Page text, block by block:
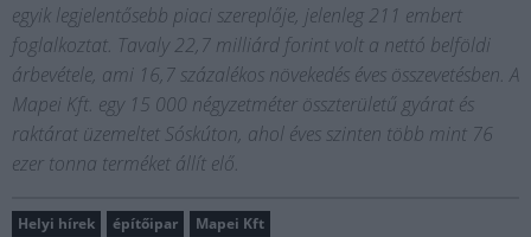
egyik legjelentősebb piaci szereplője, jelenleg 211 embert
foglalkoztat. Tavaly 22,7 milliárd forint volt a nettó belföldi
árbevétele, ami 16,7 százalékos növekedés éves összevetésben. A
Mapei Kft. egy 15 000 négyzetméter összterületű gyárat és
raktárat üzemeltet Sóskúton, ahol éves szinten több mint 76
ezer tonna terméket állít elő.
Helyi hírek építőipar Mapei Kft